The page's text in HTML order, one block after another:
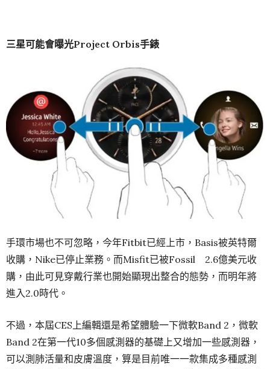
三星可能會曝光Project Orbis手錶
手環市場也不可忽略，今年Fitbit已經上市，Basis被英特爾
收購，Nike已停止業務。而Misfit已被Fossil 2.6億美元收
購，由此可見穿戴行業也開始顯現出整合的態勢，而明年將
進入2.0時代。
不過，本屆CES上編輯還是希望體驗一下微軟Band 2，微軟
Band 2在第一代10多個感測器的基礎上又增加一些感測器，
可以測肺活量和皮膚溫度，算是目前唯一一款集成多種感測